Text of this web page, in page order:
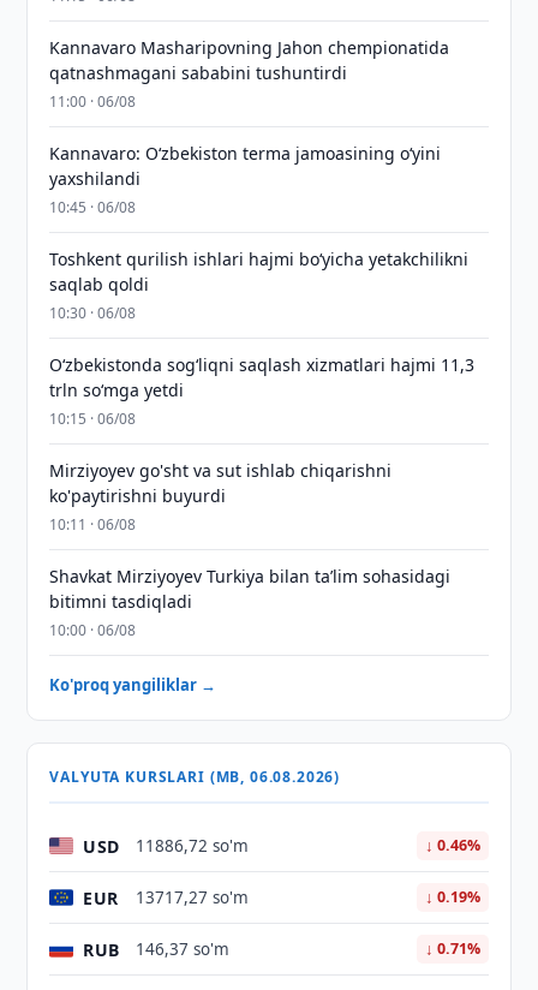
Kannavaro Masharipovning Jahon chempionatida
qatnashmagani sababini tushuntirdi
11:00 · 06/08
Kannavaro: O‘zbekiston terma jamoasining o‘yini
yaxshilandi
10:45 · 06/08
Toshkent qurilish ishlari hajmi bo‘yicha yetakchilikni
saqlab qoldi
10:30 · 06/08
O‘zbekistonda sog‘liqni saqlash xizmatlari hajmi 11,3
trln so‘mga yetdi
10:15 · 06/08
Mirziyoyev go'sht va sut ishlab chiqarishni
ko'paytirishni buyurdi
10:11 · 06/08
Shavkat Mirziyoyev Turkiya bilan taʼlim sohasidagi
bitimni tasdiqladi
10:00 · 06/08
Ko'proq yangiliklar →
VALYUTA KURSLARI (MB, 06.08.2026)
USD 11886,72 so'm ↓ 0.46%
EUR 13717,27 so'm ↓ 0.19%
RUB 146,37 so'm ↓ 0.71%